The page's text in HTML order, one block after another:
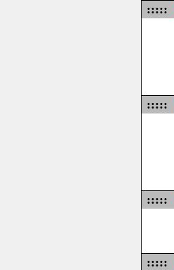
:::::
:::::
:::::
:::::